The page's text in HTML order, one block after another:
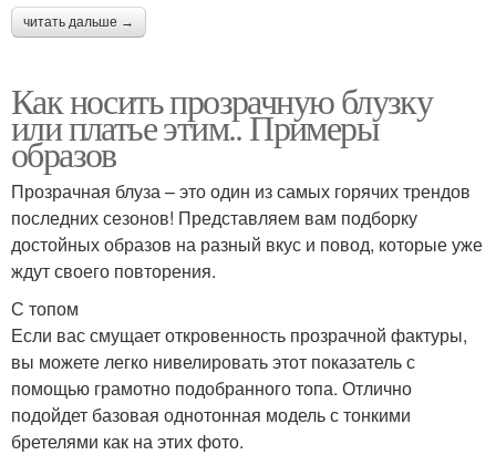
читать дальше →
Как носить прозрачную блузку
или платье этим.. Примеры
образов
Прозрачная блуза – это один из самых горячих трендов
последних сезонов! Представляем вам подборку
достойных образов на разный вкус и повод, которые уже
ждут своего повторения.
С топом
Если вас смущает откровенность прозрачной фактуры,
вы можете легко нивелировать этот показатель с
помощью грамотно подобранного топа. Отлично
подойдет базовая однотонная модель с тонкими
бретелями как на этих фото.